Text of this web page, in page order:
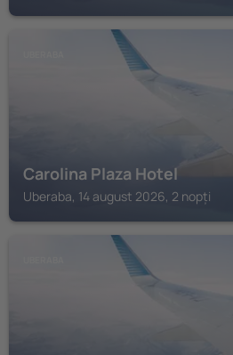
Carolina Plaza Hotel
Uberaba, 14 august 2026, 2 nopți